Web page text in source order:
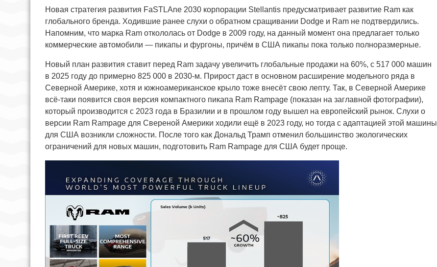
Новая стратегия развития FaSTLAne 2030 корпорации Stellantis предусматривает развитие Ram как
глобального бренда. Ходившие ранее слухи о обратном сращивании Dodge и Ram не подтвердились.
Напомним, что марка Ram откололась от Dodge в 2009 году, на данный момент она предлагает только
коммерческие автомобили — пикапы и фургоны, причём в США пикапы пока только полноразмерные.
Новый план развития ставит перед Ram задачу увеличить глобальные продажи на 60%, с 517 000 машин
в 2025 году до примерно 825 000 в 2030-м. Прирост даст в основном расширение модельного ряда в
Северной Америке, хотя и южноамериканское крыло тоже внесёт свою лепту. Так, в Северной Америке
всё-таки появится своя версия компактного пикапа Ram Rampage (показан на заглавной фотографии),
который производится с 2023 года в Бразилии и в прошлом году вышел на европейский рынок. Слухи о
версии Ram Rampage для Свереной Америки ходили ещё в 2023 году, но тогда с адаптацией этой машины
для США возникли сложности. После того как Дональд Трамп отменил большинство экологических
ограничений для новых машин, подготовить Ram Rampage для США будет проще.